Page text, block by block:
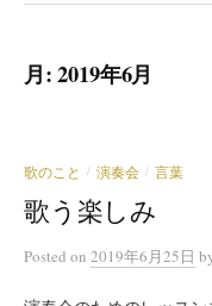
月:2019年6月
歌のこと / 演奏会 / 言葉
歌う楽しみ
Posted on 2019年6月25日